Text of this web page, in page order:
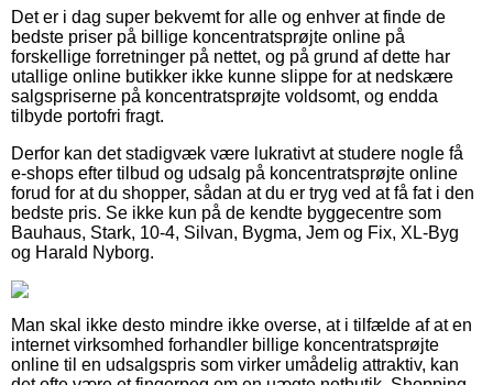
Det er i dag super bekvemt for alle og enhver at finde de
bedste priser på billige koncentratsprøjte online på
forskellige forretninger på nettet, og på grund af dette har
utallige online butikker ikke kunne slippe for at nedskære
salgspriserne på koncentratsprøjte voldsomt, og endda
tilbyde portofri fragt.
Derfor kan det stadigvæk være lukrativt at studere nogle få
e-shops efter tilbud og udsalg på koncentratsprøjte online
forud for at du shopper, sådan at du er tryg ved at få fat i den
bedste pris. Se ikke kun på de kendte byggecentre som
Bauhaus, Stark, 10-4, Silvan, Bygma, Jem og Fix, XL-Byg
og Harald Nyborg.
Man skal ikke desto mindre ikke overse, at i tilfælde af at en
internet virksomhed forhandler billige koncentratsprøjte
online til en udsalgspris som virker umådelig attraktiv, kan